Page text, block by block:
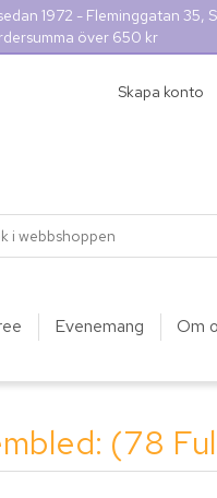
1972 - Fleminggatan 35,
över 650 kr
Skapa konto
Evenemang Om
(78